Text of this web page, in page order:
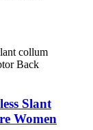
Slant
Women